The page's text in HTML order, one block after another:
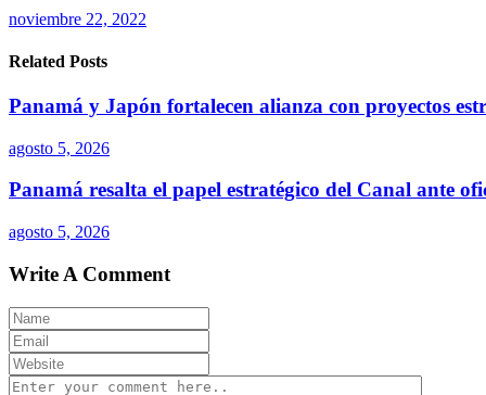
noviembre 22, 2022
Related Posts
Panamá y Japón fortalecen alianza con proyectos
agosto 5, 2026
Panamá resalta el papel estratégico del Canal ante
agosto 5, 2026
Write A Comment